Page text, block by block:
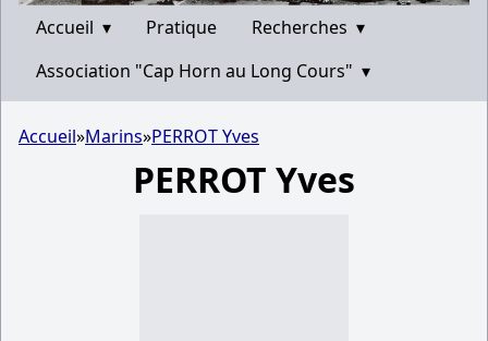
Accueil ▾ Pratique Recherches ▾
Association "Cap Horn au Long Cours" ▾
Accueil»Marins»PERROT Yves
PERROT Yves